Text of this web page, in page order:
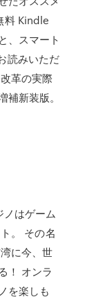
料 Kindle
、スマート
読みいただ
革の実際
新装版。
はゲーム
。 その名
に今、世
！ オンラ
を楽しも